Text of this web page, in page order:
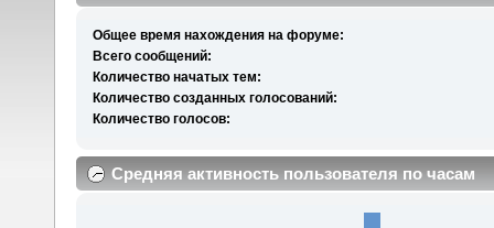
Общее время нахождения на форуме:
Всего сообщений:
Количество начатых тем:
Количество созданных голосований:
Количество голосов:
Средняя активность пользователя по часам